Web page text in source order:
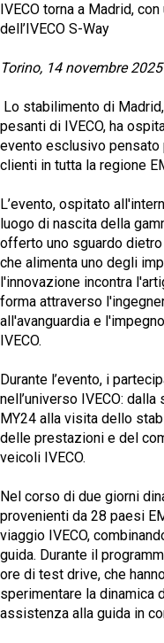
IVECO torna a Madrid,
dell’IVECO S-Way
Torino, 14 novembre 2025
Lo stabilimento di
pesanti di IVECO, ha
evento esclusivo
clienti in tutta la regione
L’evento, ospitato
luogo di nascita della
offerto uno sguardo
che alimenta uno degli
l'innovazione incontra
forma attraverso
all'avanguardia e
IVECO.
Durante l’evento, i
nell’universo IVECO:
MY24 alla visita dello
delle prestazioni e del
veicoli IVECO.
Nel corso di due giorni
provenienti da 28 paesi
viaggio IVECO,
guida. Durante il
ore di test drive, che
sperimentare la dinamica
assistenza alla guida in